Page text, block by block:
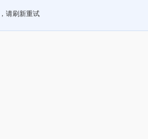
请刷新重试